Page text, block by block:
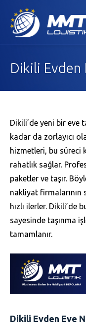
Dikili Evden
Dikili’de yeni bir eve
kadar da zorlayıcı
hizmetleri, bu süreci
rahatlık sağlar.
paketler ve taşır.
nakliyat
hızlı ilerler. Dikili’de
sayesinde taşınma
tamamlanır.
Dikili Evden Eve